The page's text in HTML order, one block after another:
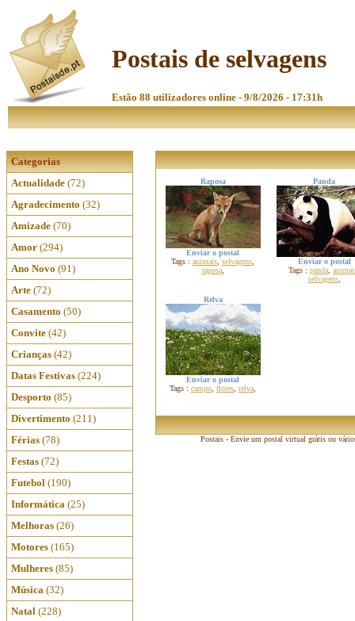
Postais de selvagens
Estão 88 utilizadores online - 9/8/2026 - 17:31h
Categorias
Actualidade (72)
Agradecimento (32)
Amizade (70)
Amor (294)
Ano Novo (91)
Arte (72)
Casamento (50)
Convite (42)
Crianças (42)
Datas Festivas (224)
Desporto (85)
Divertimento (211)
Férias (78)
Festas (72)
Futebol (190)
Informática (25)
Melhoras (26)
Motores (165)
Mulheres (85)
Música (32)
Natal (228)
Raposa
Enviar o postal
Tags : animais selvagens
raposa,
Panda
Enviar o postal
Tags : panda
selvagens,
Relva
Enviar o postal
Tags : campo flores relva
Postais - Envie um postal virtual grátis ou